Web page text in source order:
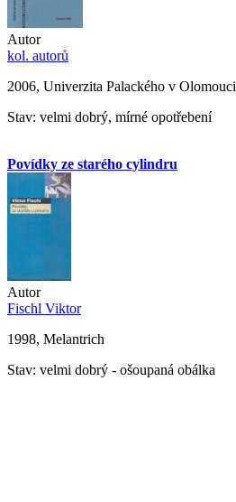
Autor
kol. autorů
2006, Univerzita Palackého v Olomouci
Stav: velmi dobrý, mírné opotřebení
Povídky ze starého cylindru
Autor
Fischl Viktor
1998, Melantrich
Stav: velmi dobrý - ošoupaná obálka